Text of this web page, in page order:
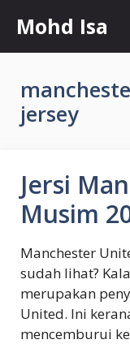
content
Mohd Isa
jersey
Jersi
Musim
Manchester
sudah lihat?
merupakan
United. Ini
mencemburui